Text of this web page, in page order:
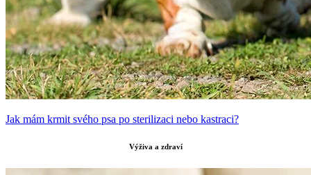
Jak mám krmit svého psa po sterilizaci nebo kastraci?
Výživa a zdraví